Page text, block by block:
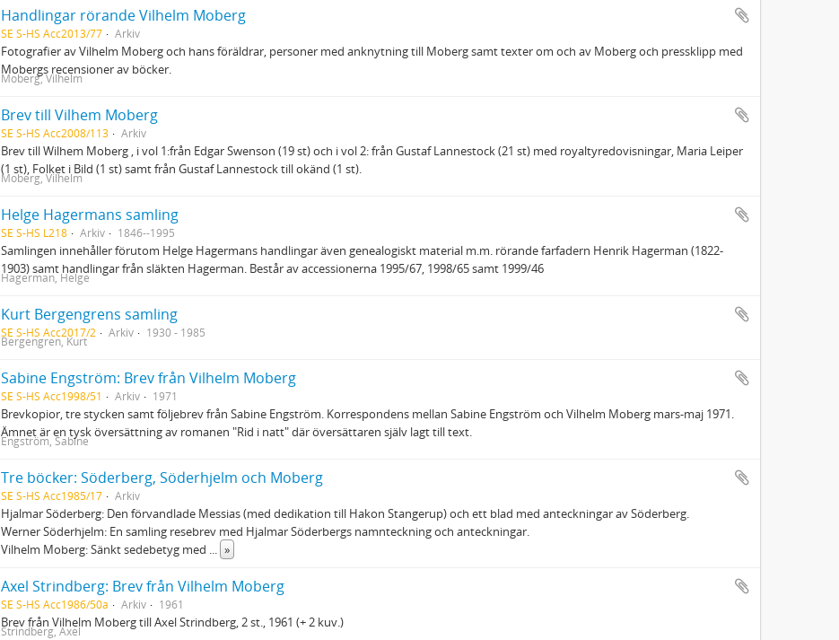
Handlingar rörande Vilhelm Moberg
SE S-HS Acc2013/77 Arkiv
Fotografier av Vilhelm Moberg och hans föräldrar, personer med anknytning till Moberg samt texter om och av Moberg och pressklipp med
Mobergs recensioner av böcker.
Moberg, Vilhelm
Brev till Vilhem Moberg
SE S-HS Acc2008/113 Arkiv
Brev till Wilhem Moberg , i vol 1:från Edgar Swenson (19 st) och i vol 2: från Gustaf Lannestock (21 st) med royaltyredovisningar, Maria Leiper
(1 st), Folket i Bild (1 st) samt från Gustaf Lannestock till okänd (1 st).
Moberg, Vilhelm
Helge Hagermans samling
SE S-HS L218 Arkiv 1846--1995
Samlingen innehåller förutom Helge Hagermans handlingar även genealogiskt material m.m. rörande farfadern Henrik Hagerman (1822-
1903) samt handlingar från släkten Hagerman. Består av accessionerna 1995/67, 1998/65 samt 1999/46
Hagerman, Helge
Kurt Bergengrens samling
SE S-HS Acc2017/2 Arkiv 1930 - 1985
Bergengren, Kurt
Sabine Engström: Brev från Vilhelm Moberg
SE S-HS Acc1998/51 Arkiv 1971
Brevkopior, tre stycken samt följebrev från Sabine Engström. Korrespondens mellan Sabine Engström och Vilhelm Moberg mars-maj 1971.
Ämnet är en tysk översättning av romanen "Rid i natt" där översättaren själv lagt till text.
Engström, Sabine
Tre böcker: Söderberg, Söderhjelm och Moberg
SE S-HS Acc1985/17 Arkiv
Hjalmar Söderberg: Den förvandlade Messias (med dedikation till Hakon Stangerup) och ett blad med anteckningar av Söderberg.
Werner Söderhjelm: En samling resebrev med Hjalmar Söderbergs namnteckning och anteckningar.
Vilhelm Moberg: Sänkt sedebetyg med
»
Axel Strindberg: Brev från Vilhelm Moberg
SE S-HS Acc1986/50a Arkiv 1961
Brev från Vilhelm Moberg till Axel Strindberg, 2 st., 1961 (+ 2 kuv.)
Strindberg, Axel